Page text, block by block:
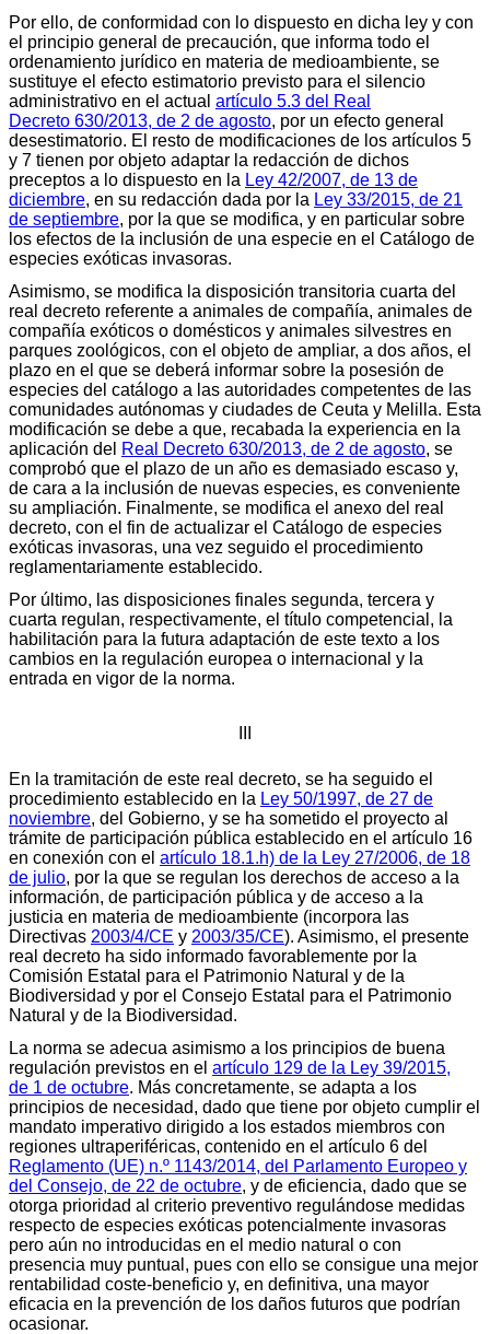
Por ello, de conformidad con lo dispuesto en dicha ley y con
el principio general de precaución, que informa todo el
ordenamiento jurídico en materia de medioambiente, se
sustituye el efecto estimatorio previsto para el silencio
administrativo en el actual artículo 5.3 del Real
Decreto 630/2013, de 2 de agosto, por un efecto general
desestimatorio. El resto de modificaciones de los artículos 5
y 7 tienen por objeto adaptar la redacción de dichos
preceptos a lo dispuesto en la Ley 42/2007, de 13 de
diciembre, en su redacción dada por la Ley 33/2015, de 21
de septiembre, por la que se modifica, y en particular sobre
los efectos de la inclusión de una especie en el Catálogo de
especies exóticas invasoras.
Asimismo, se modifica la disposición transitoria cuarta del
real decreto referente a animales de compañía, animales de
compañía exóticos o domésticos y animales silvestres en
parques zoológicos, con el objeto de ampliar, a dos años, el
plazo en el que se deberá informar sobre la posesión de
especies del catálogo a las autoridades competentes de las
comunidades autónomas y ciudades de Ceuta y Melilla. Esta
modificación se debe a que, recabada la experiencia en la
aplicación del Real Decreto 630/2013, de 2 de agosto, se
comprobó que el plazo de un año es demasiado escaso y,
de cara a la inclusión de nuevas especies, es conveniente
su ampliación. Finalmente, se modifica el anexo del real
decreto, con el fin de actualizar el Catálogo de especies
exóticas invasoras, una vez seguido el procedimiento
reglamentariamente establecido.
Por último, las disposiciones finales segunda, tercera y
cuarta regulan, respectivamente, el título competencial, la
habilitación para la futura adaptación de este texto a los
cambios en la regulación europea o internacional y la
entrada en vigor de la norma.
En la tramitación de este real decreto, se ha seguido el
procedimiento establecido en la Ley 50/1997, de 27 de
noviembre, del Gobierno, y se ha sometido el proyecto al
trámite de participación pública establecido en el artículo 16
en conexión con el artículo 18.1.h) de la Ley 27/2006, de 18
de julio, por la que se regulan los derechos de acceso a la
información, de participación pública y de acceso a la
justicia en materia de medioambiente (incorpora las
Directivas 2003/4/CE y 2003/35/CE). Asimismo, el presente
real decreto ha sido informado favorablemente por la
Comisión Estatal para el Patrimonio Natural y de la
Biodiversidad y por el Consejo Estatal para el Patrimonio
Natural y de la Biodiversidad.
La norma se adecua asimismo a los principios de buena
regulación previstos en el artículo 129 de la Ley 39/2015,
de 1 de octubre. Más concretamente, se adapta a los
principios de necesidad, dado que tiene por objeto cumplir el
mandato imperativo dirigido a los estados miembros con
regiones ultraperiféricas, contenido en el artículo 6 del
Reglamento (UE) n.º 1143/2014, del Parlamento Europeo y
del Consejo, de 22 de octubre, y de eficiencia, dado que se
otorga prioridad al criterio preventivo regulándose medidas
respecto de especies exóticas potencialmente invasoras
pero aún no introducidas en el medio natural o con
presencia muy puntual, pues con ello se consigue una mejor
rentabilidad coste-beneficio y, en definitiva, una mayor
eficacia en la prevención de los daños futuros que podrían
ocasionar.